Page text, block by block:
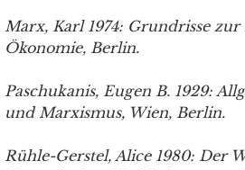
Marx, Karl 1974: Grundrisse
Ökonomie, Berlin.
Paschukanis, Eugen B. 1929:
und Marxismus, Wien, Berlin.
Rühle-Gerstel, Alice 1980: Der